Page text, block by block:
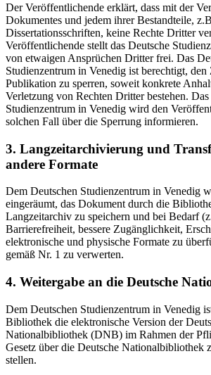
Der Veröffentlichende erklärt, dass mit der
Dokumentes und jedem ihrer Bestandteile,
Dissertationsschriften, keine Rechte Dritter
Veröffentlichende stellt das Deutsche
von etwaigen Ansprüchen Dritter frei. Das
Studienzentrum in Venedig ist berechtigt,
Publikation zu sperren, soweit konkrete
Verletzung von Rechten Dritter bestehen.
Studienzentrum in Venedig wird den
solchen Fall über die Sperrung informieren.
3. Langzeitarchivierung und
andere Formate
Dem Deutschen Studienzentrum in Venedig
eingeräumt, das Dokument durch die
Langzeitarchiv zu speichern und bei Bedarf
Barrierefreiheit, bessere Zugänglichkeit,
elektronische und physische Formate zu
gemäß Nr. 1 zu verwerten.
4. Weitergabe an die Deutsche
Dem Deutschen Studienzentrum in Venedig
Bibliothek die elektronische Version der
Nationalbibliothek (DNB) im Rahmen der
Gesetz über die Deutsche Nationalbibliothek
stellen.